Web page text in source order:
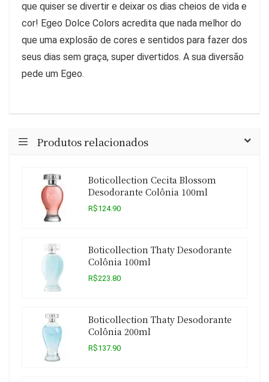
que quiser se divertir e deixar os dias cheios de vida e
cor! Egeo Dolce Colors acredita que nada melhor do
que uma explosão de cores e sentidos para fazer dos
seus dias sem graça, super divertidos. A sua diversão
pede um Egeo.
Produtos relacionados
Boticollection Cecita Blossom
Desodorante Colônia 100ml
R$124.90
Boticollection Thaty Desodorante
Colônia 100ml
R$223.80
Boticollection Thaty Desodorante
Colônia 200ml
R$137.90